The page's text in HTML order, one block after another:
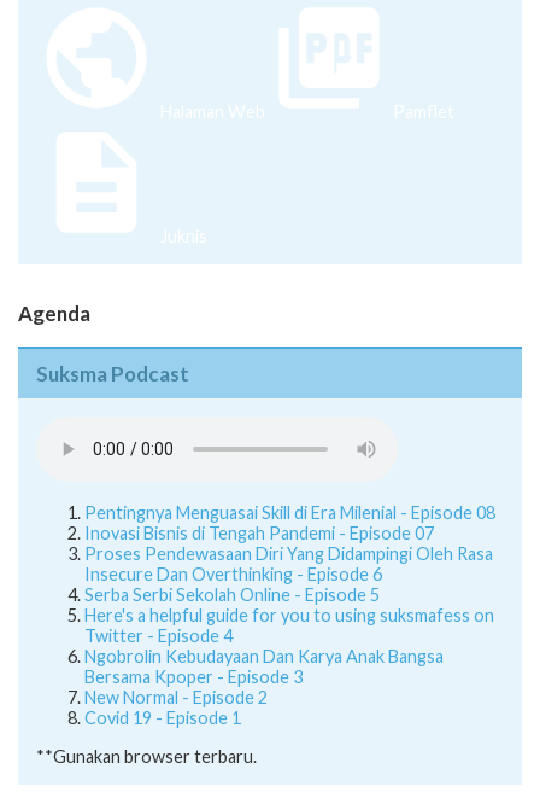
Halaman Web Pamflet
Juknis
Agenda
Suksma Podcast
Pentingnya Menguasai Skill di Era Milenial - Episode 08
Inovasi Bisnis di Tengah Pandemi - Episode 07
Proses Pendewasaan Diri Yang Didampingi Oleh Rasa
Insecure Dan Overthinking - Episode 6
Serba Serbi Sekolah Online - Episode 5
Here's a helpful guide for you to using suksmafess on
Twitter - Episode 4
Ngobrolin Kebudayaan Dan Karya Anak Bangsa
Bersama Kpoper - Episode 3
New Normal - Episode 2
Covid 19 - Episode 1
**Gunakan browser terbaru.